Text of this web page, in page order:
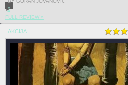
BY GORAN JOVANOVIĆ
0
FULL REVIEW »
AKCIJA